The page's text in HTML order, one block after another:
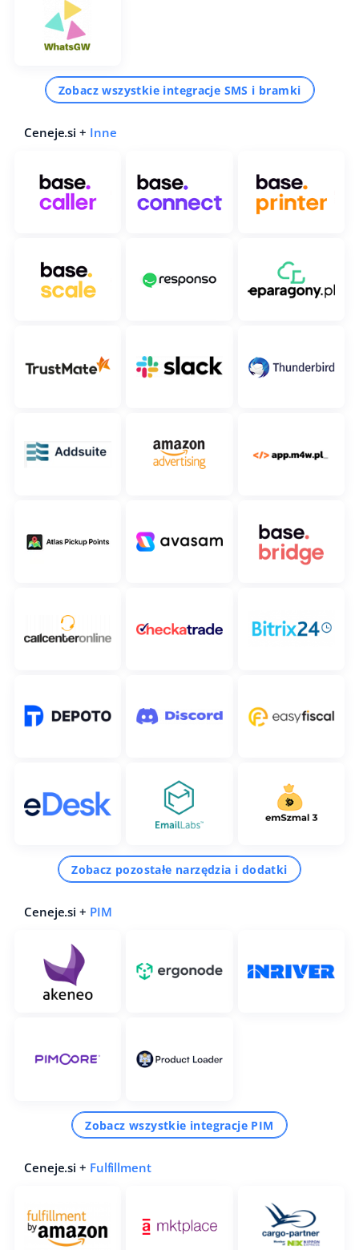
Zobacz wszystkie integracje SMS i bramki
Ceneje.si + Inne
Zobacz pozostałe narzędzia i dodatki
Ceneje.si + PIM
Zobacz wszystkie integracje PIM
Ceneje.si + Fulfillment